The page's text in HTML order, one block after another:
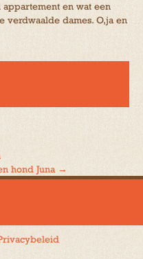
Omgeving
appartement en wat een
verdwaalde dames. O,ja en
hond Juna →